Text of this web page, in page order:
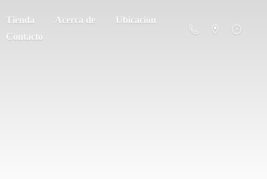
Tienda Acerca de
Ubicación
Contacto